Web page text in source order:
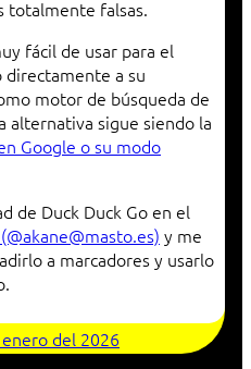
totalmente falsas.
fácil de usar para el
directamente a su
motor de búsqueda de
alternativa sigue siendo la
Google o su modo
de Duck Duck Go en el
y me
a marcadores y usarlo
del 2026